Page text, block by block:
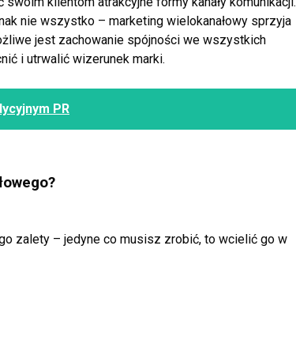
nie wszystko – marketing wielokanałowy sprzyja
jest zachowanie spójności we wszystkich
i utrwalić wizerunek marki.
PR
zalety – jedyne co musisz zrobić, to wcielić go w